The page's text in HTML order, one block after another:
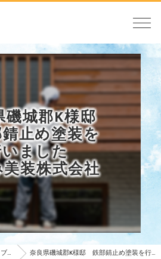
磯城郡K様邸
止め塗装を
ました
装株式会社
ブログ 奈良県磯城郡K様邸 鉄部錆止め塗装を行いました みなみ美装株式会社